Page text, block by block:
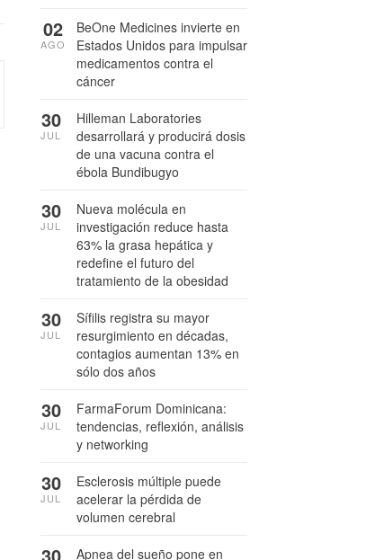
BeOne Medicines invierte en
Estados Unidos para impulsar
medicamentos contra el
cáncer
02
AGO
Hilleman Laboratories
desarrollará y producirá dosis
de una vacuna contra el
ébola Bundibugyo
30
JUL
Nueva molécula en
investigación reduce hasta
63% la grasa hepática y
redefine el futuro del
tratamiento de la obesidad
30
JUL
Sífilis registra su mayor
resurgimiento en décadas,
contagios aumentan 13% en
sólo dos años
30
JUL
FarmaForum Dominicana:
tendencias, reflexión, análisis
y networking
30
JUL
Esclerosis múltiple puede
acelerar la pérdida de
volumen cerebral
30
JUL
Apnea del sueño pone en